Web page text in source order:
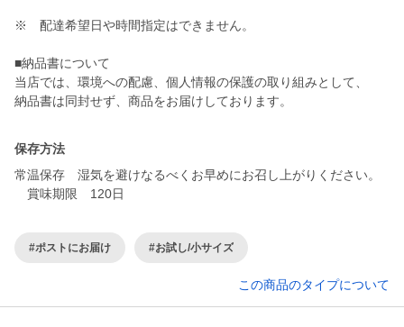
※ 配達希望日や時間指定はできません。
■納品書について
当店では、環境への配慮、個人情報の保護の取り組みとして、
保存方法
常温保存 湿気を避けなるべくお早めにお召し上がりください。
賞味期限 120日
#ポストにお届け #お試し/小サイズ
この商品のタイプについて